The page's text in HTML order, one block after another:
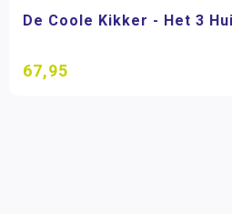
De Coole Kikker - Het 3
67,95